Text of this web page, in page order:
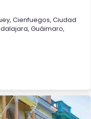
, Cienfuegos, Ciudad
, Guáimaro,